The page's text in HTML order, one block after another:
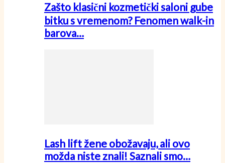
Zašto klasični kozmetički saloni gube
bitku s vremenom? Fenomen walk-in
barova…
Lash lift žene obožavaju, ali ovo
možda niste znali! Saznali smo…